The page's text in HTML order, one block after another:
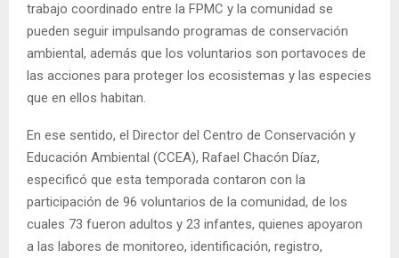
trabajo coordinado entre la FPMC y la comunidad se
pueden seguir impulsando programas de conservación
ambiental, además que los voluntarios son portavoces de
las acciones para proteger los ecosistemas y las especies
que en ellos habitan.
En ese sentido, el Director del Centro de Conservación y
Educación Ambiental (CCEA), Rafael Chacón Díaz,
especificó que esta temporada contaron con la
participación de 96 voluntarios de la comunidad, de los
cuales 73 fueron adultos y 23 infantes, quienes apoyaron
a las labores de monitoreo, identificación, registro,